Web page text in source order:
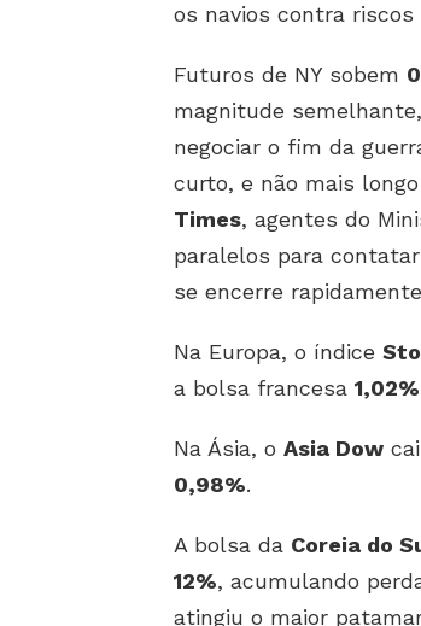
os navios contra
Futuros de NY sobem
magnitude
negociar o fim da
curto, e não mais
Times, agentes do
paralelos para
se encerre
Na Europa, o índice
a bolsa francesa 1,02%
Na Ásia, o Asia Dow
0,98%.
A bolsa da Coreia do
12%, acumulando
atingiu o maior